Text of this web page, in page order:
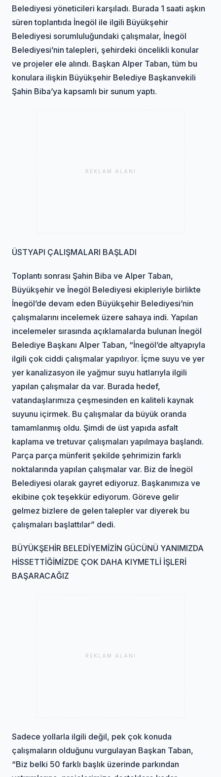
Belediyesi yöneticileri karşıladı. Burada 1 saati aşkın
süren toplantıda İnegöl ile ilgili Büyükşehir
Belediyesi sorumluluğundaki çalışmalar, İnegöl
Belediyesi’nin talepleri, şehirdeki öncelikli konular
ve projeler ele alındı. Başkan Alper Taban, tüm bu
konulara ilişkin Büyükşehir Belediye Başkanvekili
Şahin Biba’ya kapsamlı bir sunum yaptı.
REKLAM ALANI
ÜSTYAPI ÇALIŞMALARI BAŞLADI
Toplantı sonrası Şahin Biba ve Alper Taban,
Büyükşehir ve İnegöl Belediyesi ekipleriyle birlikte
İnegöl’de devam eden Büyükşehir Belediyesi’nin
çalışmalarını incelemek üzere sahaya indi. Yapılan
incelemeler sırasında açıklamalarda bulunan İnegöl
Belediye Başkanı Alper Taban, “İnegöl’de altyapıyla
ilgili çok ciddi çalışmalar yapılıyor. İçme suyu ve yer
yer kanalizasyon ile yağmur suyu hatlarıyla ilgili
yapılan çalışmalar da var. Burada hedef,
vatandaşlarımıza çeşmesinden en kaliteli kaynak
suyunu içirmek. Bu çalışmalar da büyük oranda
tamamlanmış oldu. Şimdi de üst yapıda asfalt
kaplama ve tretuvar çalışmaları yapılmaya başlandı.
Parça parça münferit şekilde şehrimizin farklı
noktalarında yapılan çalışmalar var. Biz de İnegöl
Belediyesi olarak gayret ediyoruz. Başkanımıza ve
ekibine çok teşekkür ediyorum. Göreve gelir
gelmez bizlere de gelen talepler var diyerek bu
çalışmaları başlattılar” dedi.
BÜYÜKŞEHİR BELEDİYEMİZİN GÜCÜNÜ YANIMIZDA
HİSSETTİĞİMİZDE ÇOK DAHA KIYMETLİ İŞLERİ
BAŞARACAĞIZ
REKLAM ALANI
Sadece yollarla ilgili değil, pek çok konuda
çalışmaların olduğunu vurgulayan Başkan Taban,
“Biz belki 50 farklı başlık üzerinde parkından